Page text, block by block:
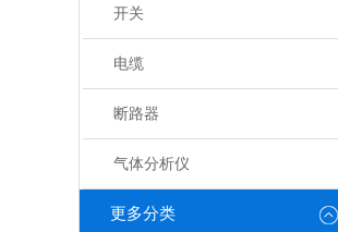
开关
电缆
断路器
气体分析仪
更多分类